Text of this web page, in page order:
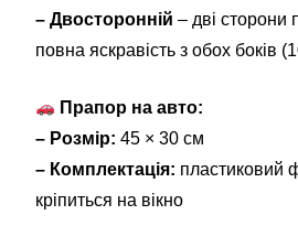
– Двосторонній – дві сторони
повна яскравість з обох боків
Прапор на авто:
– Розмір: 45 × 30 см
– Комплектація: пластиковий
кріпиться на вікно